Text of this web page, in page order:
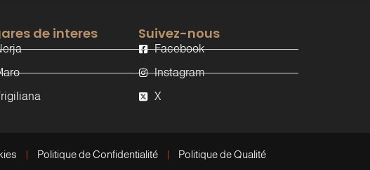
de interes Suivez-nous
Facebook
Instagram
X
Politique de Confidentialité Politique de Qualité